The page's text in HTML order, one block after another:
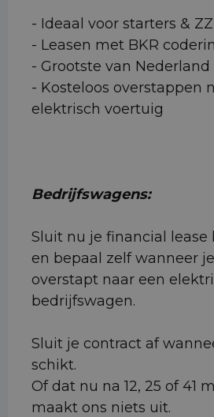
- Ideaal voor starters &
- Leasen met BKR
- Grootste van Nederland
- Kosteloos overstappen
elektrisch voertuig
Bedrijfswagens:
Sluit nu je financial lease
en bepaal zelf wanneer
overstapt naar een
bedrijfswagen.
Sluit je contract af
schikt.
Of dat nu na 12, 25 of 41
maakt ons niets uit.